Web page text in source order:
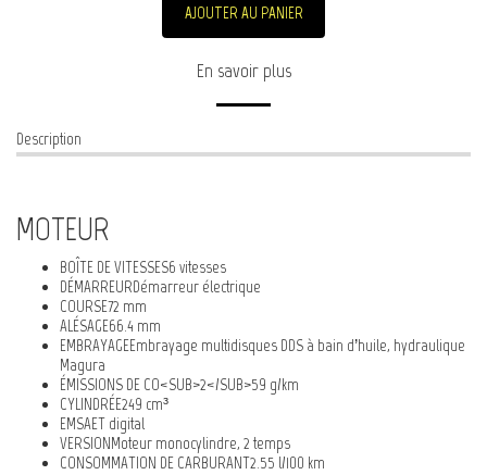
AJOUTER AU PANIER
En savoir plus
Description
MOTEUR
BOÎTE DE VITESSES6 vitesses
DÉMARREURDémarreur électrique
COURSE72 mm
ALÉSAGE66.4 mm
EMBRAYAGEEmbrayage multidisques DDS à bain d’huile, hydraulique
Magura
ÉMISSIONS DE CO<SUB>2</SUB>59 g/km
CYLINDRÉE249 cm³
EMSAET digital
VERSIONMoteur monocylindre, 2 temps
CONSOMMATION DE CARBURANT2.55 l/100 km